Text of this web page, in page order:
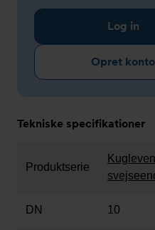
Log in
Opret konto
Tekniske specifikationer
Produktserie
DN 10